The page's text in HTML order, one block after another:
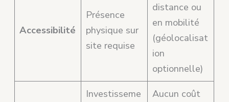
Accessibilité
Présence
physique sur
site requise
distance ou
en mobilité
(géolocalisat
ion
optionnelle)
Investisseme
Aucun coût